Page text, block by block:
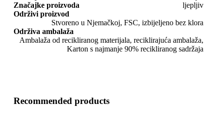
Značajke proizvoda
ljepljiv
Održivi proizvod
Stvoreno u Njemačkoj, FSC, izbijeljeno bez klora
Održiva ambalaža
Ambalaža od recikliranog materijala, reciklirajuća ambalaža,
Karton s najmanje 90% recikliranog sadržaja
Recommended products